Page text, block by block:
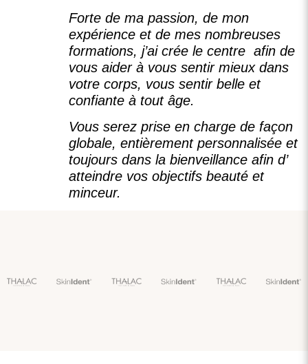
Forte de ma passion, de mon
expérience et de mes nombreuses
formations, j’ai crée le centre afin de
vous aider à vous sentir mieux dans
votre corps, vous sentir belle et
confiante à tout âge.
Vous serez prise en charge de façon
globale, entièrement personnalisée et
toujours dans la bienveillance afin d’
atteindre vos objectifs beauté et
minceur.